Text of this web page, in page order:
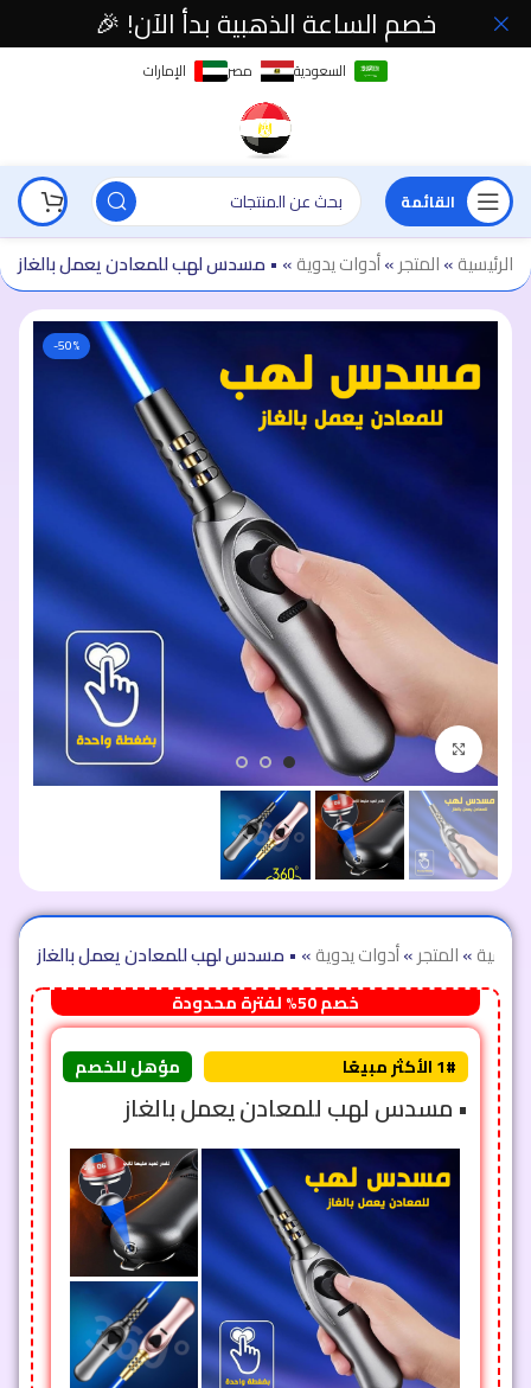
السعودية مصر الإمارات
القائمة
الرئيسية»المتجر»أدوات يدوية» • مسدس لهب للمعادن يعمل بالغاز
-50%
اضغط للتكبير
الرئيسية»المتجر»أدوات يدوية» • مسدس لهب للمعادن يعمل بالغاز
خصم 50% لفترة محدودة
1# الأكثر مبيعًا مؤهل للخصم
• مسدس لهب للمعادن يعمل بالغاز
خصم الساعة الذهبية بدأ الآن! 🎉